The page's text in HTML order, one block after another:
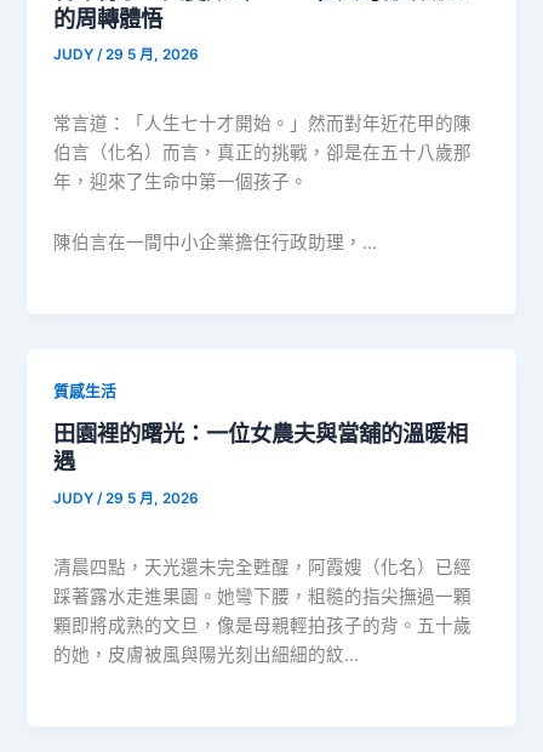
的周轉體悟
JUDY/29 5 月, 2026
常言道：「人生七十才開始。」然而對年近花甲的陳
伯言（化名）而言，真正的挑戰，卻是在五十八歲那
年，迎來了生命中第一個孩子。
陳伯言在一間中小企業擔任行政助理，…
質感生活
田園裡的曙光：一位女農夫與當舖的溫暖相
遇
JUDY/29 5 月, 2026
清晨四點，天光還未完全甦醒，阿霞嫂（化名）已經
踩著露水走進果園。她彎下腰，粗糙的指尖撫過一顆
顆即將成熟的文旦，像是母親輕拍孩子的背。五十歲
的她，皮膚被風與陽光刻出細細的紋…